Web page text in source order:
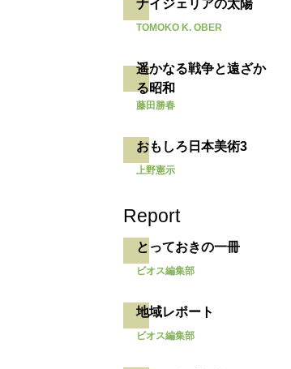
ナイジェリアの太陽
TOMOKO K. OBER
遥かなる戦争と遠ざか
る昭和
藤田勝春
おもしろ日本美術3
上野憲示
Report
とっておきの一冊
ビオス編集部
地域レポート
ビオス編集部